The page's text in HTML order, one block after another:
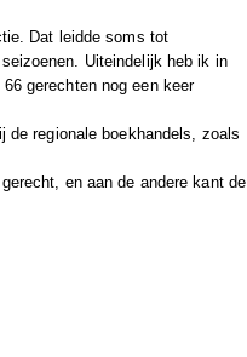
Dat leidde soms tot
Uiteindelijk heb ik in
gerechten nog een keer
de regionale boekhandels, zoals
en aan de andere kant de